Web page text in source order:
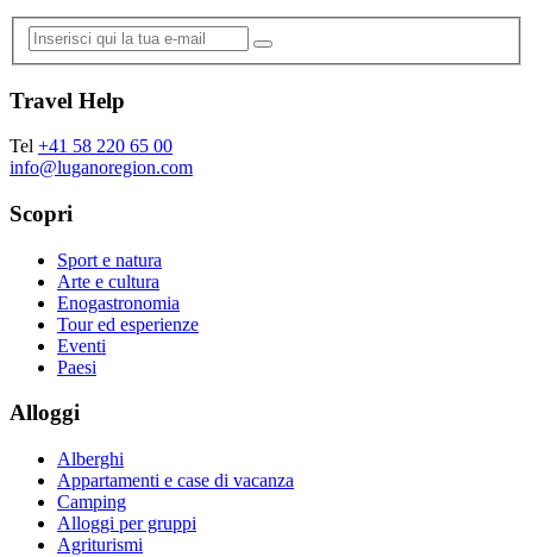
Travel Help
Tel +41 58 220 65 00
info@luganoregion.com
Scopri
Sport e natura
Arte e cultura
Enogastronomia
Tour ed esperienze
Eventi
Paesi
Alloggi
Alberghi
Appartamenti e case di vacanza
Camping
Alloggi per gruppi
Agriturismi